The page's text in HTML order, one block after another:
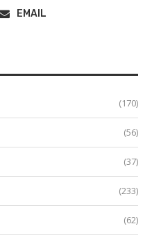
EMAIL
(170)
(56)
(37)
(233)
(62)